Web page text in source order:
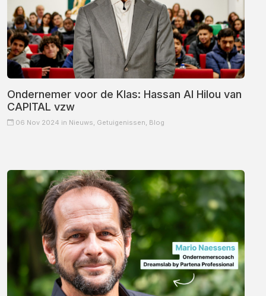
Ondernemer voor de Klas: Hassan Al Hilou van
CAPITAL vzw
06 Nov 2024 in Nieuws, Getuigenissen, Blog